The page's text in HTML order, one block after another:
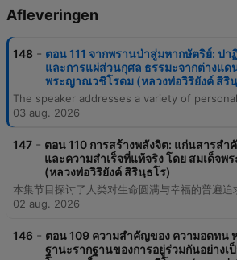
Afleveringen
148 - ตอน 111 จากพรานป่าสู่มหากษัตริย์: ปา
และการแผ่ส่วนกุศล ธรรมะจากต่างแด
พระญาณวชิโรดม (หลวงพ่อวิริยังค์ สิริ
03 aug. 2026
147 - ตอน 110 การสร้างพลังจิต: แก่นสารส
และความสำเร็จที่แท้จริง โดย สมเด็จ
(หลวงพ่อวิริยังค์ สิรินฺธโร)
02 aug. 2026
146 - ตอน 109 ความสำคัญของ ความอดทน
ฐานะรากฐานของการอยู่ร่วมกันอย่าง